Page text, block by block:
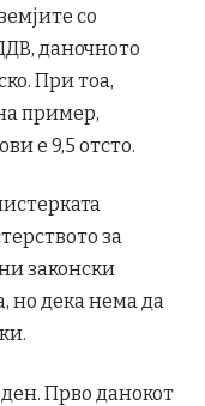
со
даночното
При тоа,
пример,
е 9,5 отсто.
за
законски
но дека нема да
Прво данокот